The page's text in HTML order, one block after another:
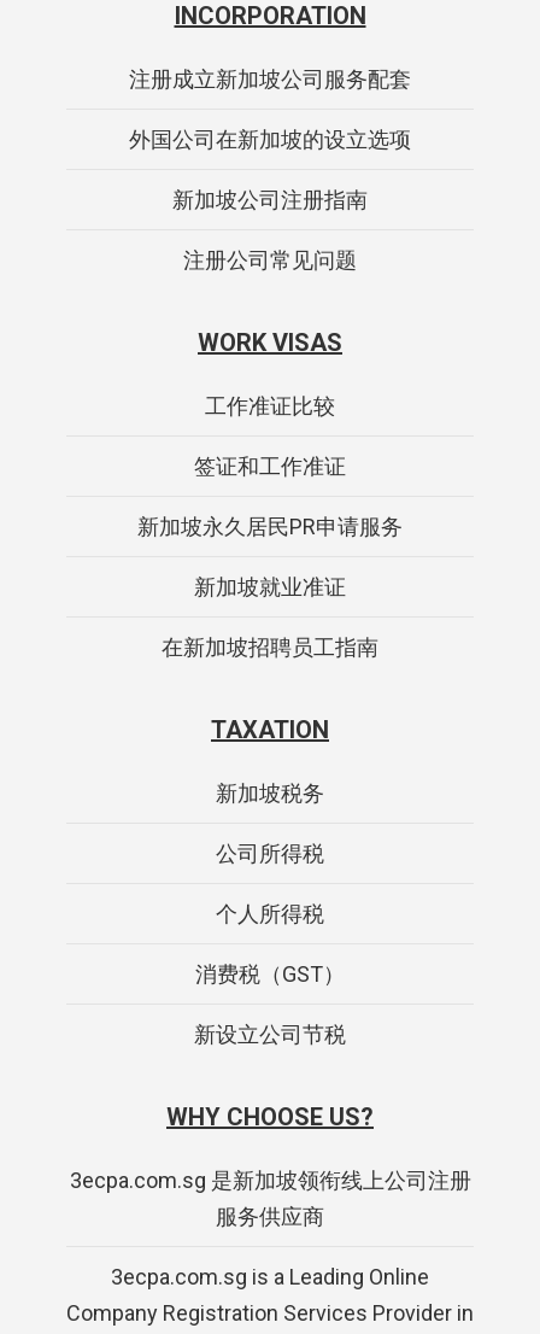
INCORPORATION
注册成立新加坡公司服务配套
外国公司在新加坡的设立选项
新加坡公司注册指南
注册公司常见问题
WORK VISAS
工作准证比较
签证和工作准证
新加坡永久居民PR申请服务
新加坡就业准证
在新加坡招聘员工指南
TAXATION
新加坡税务
公司所得税
个人所得税
消费税（GST）
新设立公司节税
WHY CHOOSE US?
3ecpa.com.sg 是新加坡领衔线上公司注册
服务供应商
3ecpa.com.sg is a Leading Online
Company Registration Services Provider in